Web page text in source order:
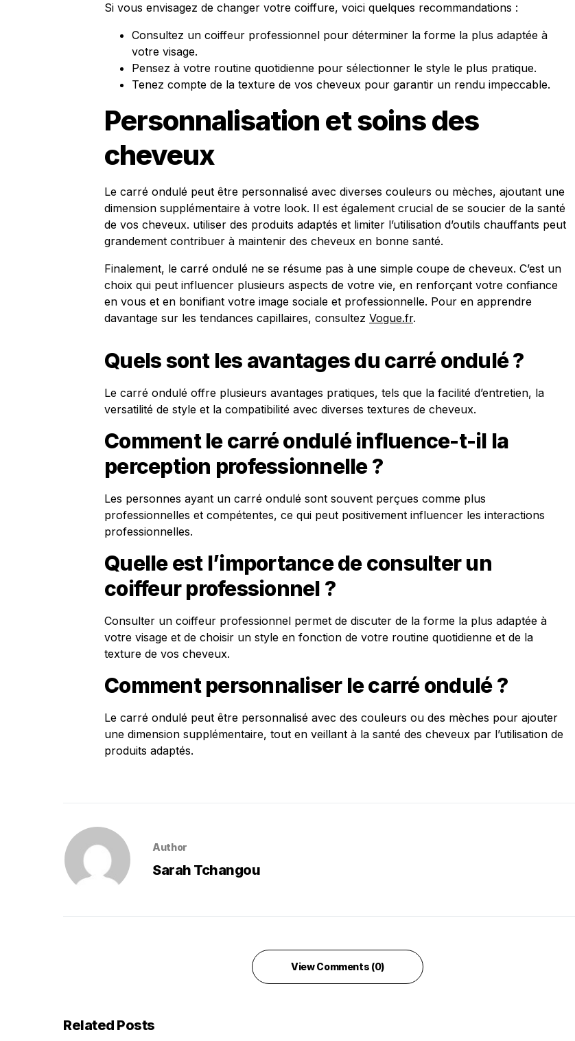
Si vous envisagez de changer votre coiffure, voici quelques recommandations :
Consultez un coiffeur professionnel pour déterminer la forme la plus adaptée à
votre visage.
Pensez à votre routine quotidienne pour sélectionner le style le plus pratique.
Tenez compte de la texture de vos cheveux pour garantir un rendu impeccable.
Personnalisation et soins des
cheveux
Le carré ondulé peut être personnalisé avec diverses couleurs ou mèches, ajoutant une
dimension supplémentaire à votre look. Il est également crucial de se soucier de la santé
de vos cheveux. utiliser des produits adaptés et limiter l’utilisation d’outils chauffants peut
grandement contribuer à maintenir des cheveux en bonne santé.
Finalement, le carré ondulé ne se résume pas à une simple coupe de cheveux. C’est un
choix qui peut influencer plusieurs aspects de votre vie, en renforçant votre confiance
en vous et en bonifiant votre image sociale et professionnelle. Pour en apprendre
davantage sur les tendances capillaires, consultez Vogue.fr.
Quels sont les avantages du carré ondulé ?
Le carré ondulé offre plusieurs avantages pratiques, tels que la facilité d’entretien, la
versatilité de style et la compatibilité avec diverses textures de cheveux.
Comment le carré ondulé influence-t-il la
perception professionnelle ?
Les personnes ayant un carré ondulé sont souvent perçues comme plus
professionnelles et compétentes, ce qui peut positivement influencer les interactions
professionnelles.
Quelle est l’importance de consulter un
coiffeur professionnel ?
Consulter un coiffeur professionnel permet de discuter de la forme la plus adaptée à
votre visage et de choisir un style en fonction de votre routine quotidienne et de la
texture de vos cheveux.
Comment personnaliser le carré ondulé ?
Le carré ondulé peut être personnalisé avec des couleurs ou des mèches pour ajouter
une dimension supplémentaire, tout en veillant à la santé des cheveux par l’utilisation de
produits adaptés.
Author
Sarah Tchangou
View Comments (0)
Related Posts